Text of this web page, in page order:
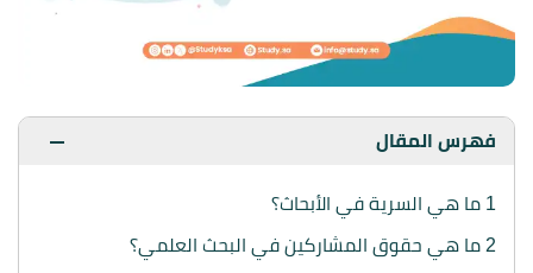
فهرس المقال
1 ما هي السرية في الأبحاث؟
2 ما هي حقوق المشاركين في البحث العلمي؟